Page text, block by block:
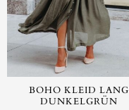
BOHO KLEID LANG
DUNKELGRÜN